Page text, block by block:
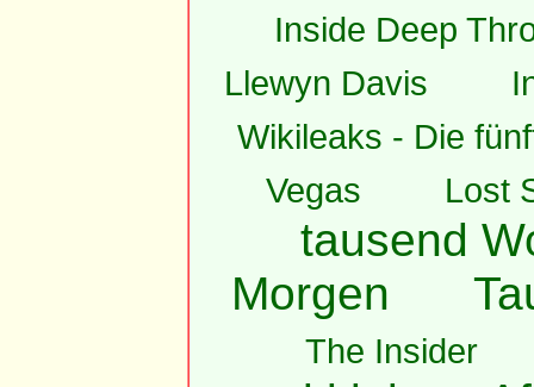
Inside Deep
Llewyn Davis
Wikileaks - Die
Vegas
Lost
tausend
Morgen
The Insider